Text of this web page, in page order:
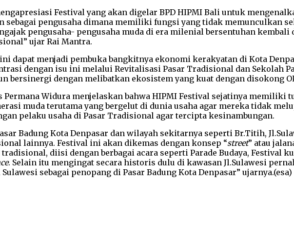
Festival yang akan digelar BPD HIPMI Bali untuk
sebagai pengusaha dimana memiliki fungsi yang tidak memunculkan
pengusaha- pengusaha muda di era milenial bersentuhan kembali
ujar Rai Mantra.
dapat menjadi pembuka bangkitnya ekonomi kerakyatan di Kota
dengan isu ini melalui Revitalisasi Pasar Tradisional dan Sekolah
bersinergi dengan melibatkan ekosistem yang kuat dengan disokong
Permana Widura menjelaskan bahwa HIPMI Festival sejatinya memiliki
muda terutama yang bergelut di dunia usaha agar mereka tidak
pelaku usaha di Pasar Tradisional agar tercipta kesinambungan.
Badung Kota Denpasar dan wilayah sekitarnya seperti Br.Titih,
lainnya. Festival ini akan dikemas dengan konsep “street” atau
diisi dengan berbagai acara seperti Parade Budaya, Festival
. Selain itu mengingat secara historis dulu di kawasan Jl.Sulawesi
sebagai penopang di Pasar Badung Kota Denpasar” ujarnya.(esa)